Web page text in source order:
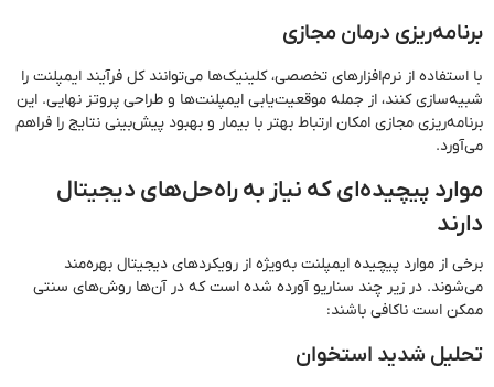
برنامه‌ریزی درمان مجازی
با استفاده از نرم‌افزارهای تخصصی، کلینیک‌ها می‌توانند کل فرآیند ایمپلنت را
شبیه‌سازی کنند، از جمله موقعیت‌یابی ایمپلنت‌ها و طراحی پروتز نهایی. این
برنامه‌ریزی مجازی امکان ارتباط بهتر با بیمار و بهبود پیش‌بینی نتایج را فراهم
می‌آورد.
موارد پیچیده‌ای که نیاز به راه‌حل‌های دیجیتال
دارند
برخی از موارد پیچیده ایمپلنت به‌ویژه از رویکردهای دیجیتال بهره‌مند
می‌شوند. در زیر چند سناریو آورده شده است که در آن‌ها روش‌های سنتی
ممکن است ناکافی باشند:
تحلیل شدید استخوان